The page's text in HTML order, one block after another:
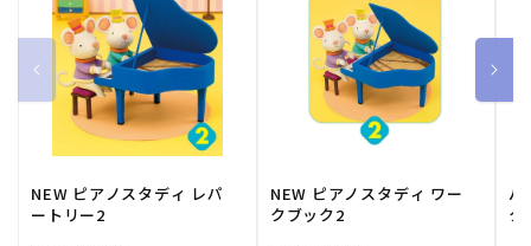
NEW ピアノスタディ レパ
ートリー2
NEW ピアノスタディ ワー
クブック2
バ
ク